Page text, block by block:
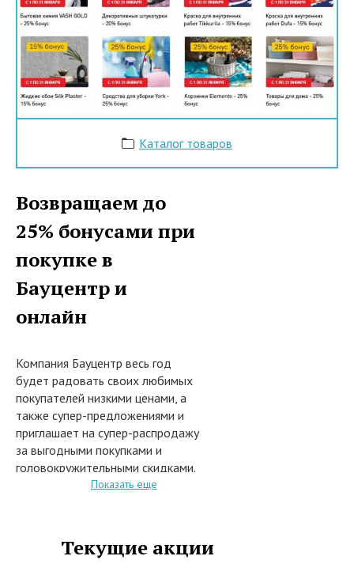
Каталог товаров
Возвращаем до
25% бонусами при
покупке в
Бауцентр и
онлайн
Компания Бауцентр весь год
будет радовать своих любимых
покупателей низкими ценами, а
также супер-предложениями и
приглашает на супер-распродажу
за выгодными покупками и
головокружительными скидками.
С 1 января 2023 года (и до
интернет-магазина baucenter.ru
Показать еще
Текущие акции